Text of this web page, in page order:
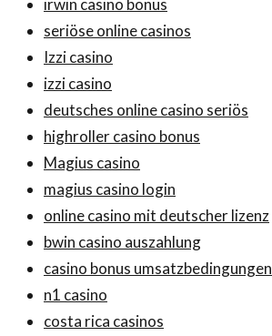
seriöse online casinos
Izzi casino
izzi casino
deutsches online casino seriös
highroller casino bonus
Magius casino
magius casino login
online casino mit deutscher lizenz
bwin casino auszahlung
casino bonus umsatzbedingungen
n1 casino
costa rica casinos